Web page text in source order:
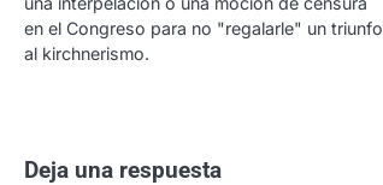
en el Congreso para no "regalarle" un triunfo
al kirchnerismo.
Deja una respuesta